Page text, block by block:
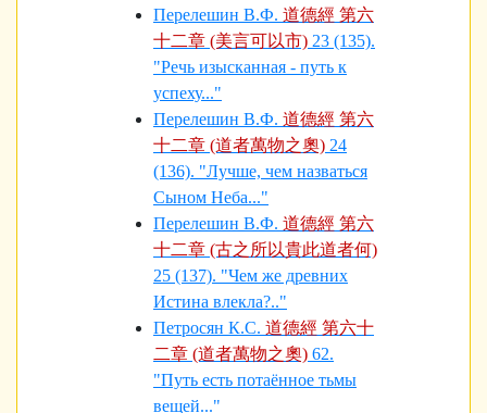
Перелешин В.Ф. 道德經 第六
十二章 (美言可以市) 23 (135).
"Речь изысканная - путь к
успеху..."
Перелешин В.Ф. 道德經 第六
十二章 (道者萬物之奧) 24
(136). "Лучше, чем назваться
Сыном Неба..."
Перелешин В.Ф. 道德經 第六
十二章 (古之所以貴此道者何)
25 (137). "Чем же древних
Истина влекла?.."
Петросян К.С. 道德經 第六十
二章 (道者萬物之奧) 62.
"Путь есть потаённое тьмы
вещей..."